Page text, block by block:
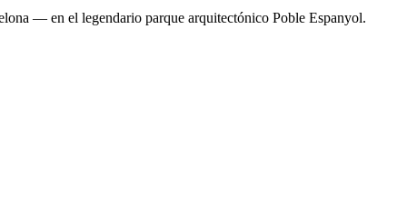
— en el legendario parque arquitectónico Poble Espanyol.